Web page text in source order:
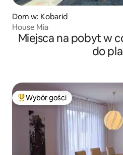
Dom w: Kobarid
House Mia
Miejsca na pobyt w
do
Najpopularniejsze z kategorii
Wybór gości